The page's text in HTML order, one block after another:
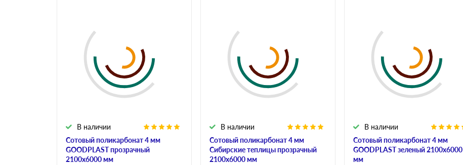
Сотовый поликарбонат 4 мм
GOODPLAST прозрачный
2100х6000 мм
В наличии
Сотовый поликарбонат 4 мм
Сибирские теплицы прозрачный
2100х6000 мм
В наличии
Сотовый поликарбонат 4 мм
GOODPLAST зеленый 2100х6000
мм
В наличии